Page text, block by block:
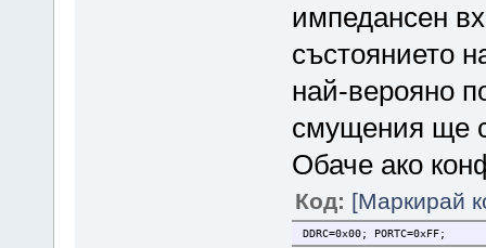
импедансен
състоянието
най-верояно
смущения ще
Обаче ако
Код: [Маркирай
DDRC=0x00; PORTC=0xFF;